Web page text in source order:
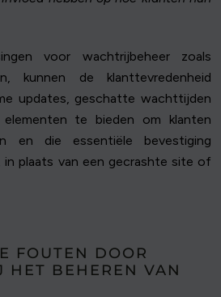
voor wachtrijbeheer zoals
kunnen de klanttevredenheid
updates, geschatte wachttijden
te bieden om klanten
en die essentiële bevestiging
in plaats van een gecrashte site of
FOUTEN DOOR
HET BEHEREN VAN